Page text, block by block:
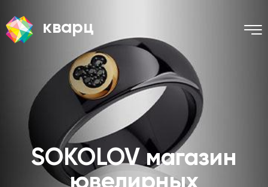
кварц
SOKOLOV магазин
ювелирных